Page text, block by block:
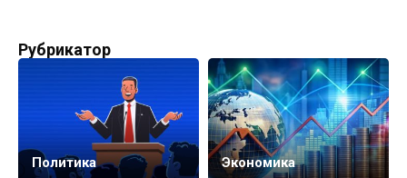
Рубрикатор
Политика Экономика